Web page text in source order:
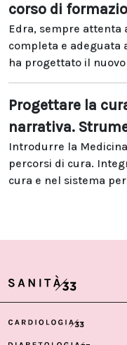
corso di
Edra, sempre attenta
completa e adeguata
ha progettato il nuovo
Progettare la
narrativa.
Introdurre la
percorsi di cura.
cura e nel sistema